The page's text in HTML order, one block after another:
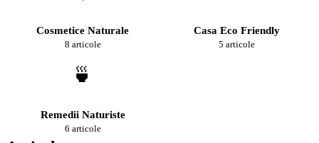
Cosmetice Naturale
8 articole
Casa Eco Friendly
5 articole
🍵
Remedii Naturiste
6 articole